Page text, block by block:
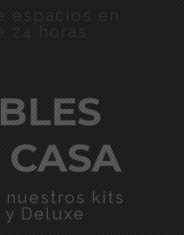
espacios en
24 horas
nuestros kits
y Deluxe